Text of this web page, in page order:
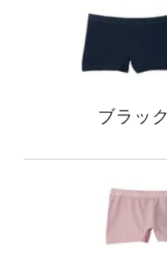
ブラック